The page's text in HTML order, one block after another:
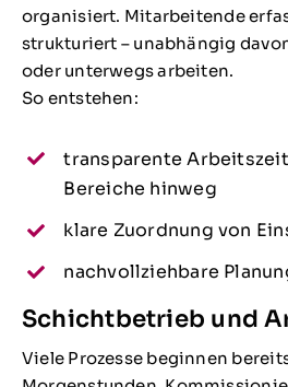
organisiert. Mitarbeitende
strukturiert – unabhängig
oder unterwegs arbeiten.
So entstehen:
transparente
Bereiche hinweg
klare Zuordnung von
nachvollziehbare
Schichtbetrieb und
Viele Prozesse beginnen